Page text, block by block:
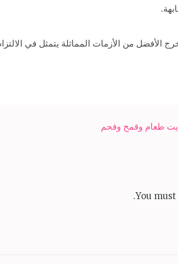
الأفضل من الأزمات المماثلة يتمثل في
You must